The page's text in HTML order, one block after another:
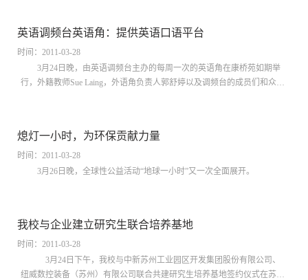
英语调频台英语角：提供英语口语平台
时间：2011-03-28
3月24日晚，由英语调频台主办的每周一次的英语角在康桥苑如期举
行，外籍教师Sue Laing，外语角负责人郭舒婷以及调频台的成员们和众多
熄灯一小时，为环保贡献力量
时间：2011-03-28
3月26日晚，全球性公益活动“地球一小时”又一次全面展开。
我校与企业建立研究生联合培养基地
时间：2011-03-28
3月24日下午，我校与中新苏州工业园区开发集团股份有限公司、
纽威数控装备（苏州）有限公司联合共建研究生培养基地签约仪式在苏州